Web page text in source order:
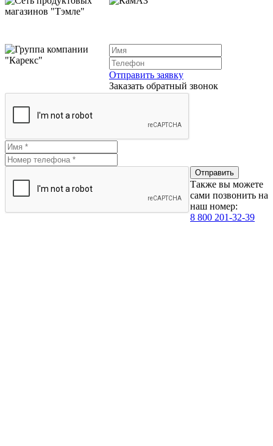
Отправить заявку
Заказать обратный звонок
Также вы можете
сами позвонить на
наш номер:
8 800 201-32-39